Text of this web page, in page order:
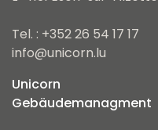
Tel. : +352 26 54 17 17
info@unicorn.lu
Unicorn
Gebäudemanagment